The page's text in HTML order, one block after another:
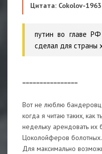
Цитата: Cokolov-1963
путин во главе
сделал для страны
================
Вот не люблю
когда я читаю таких, как
недельку арендовать их
Цоколойферов болотных.
Для максимально